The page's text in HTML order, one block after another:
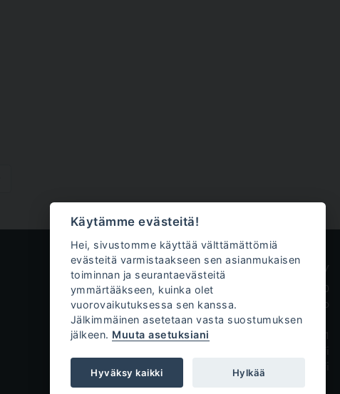
Innokem Oy
Väliköntie 10
70700 Kuopio
www.innokem.fi
Käytämme evästeitä!
Hei, sivustomme käyttää välttämättömiä
evästeitä varmistaakseen sen asianmukaisen
toiminnan ja seurantaevästeitä
ymmärtääkseen, kuinka olet
vuorovaikutuksessa sen kanssa.
Jälkimmäinen asetetaan vasta suostumuksen
jälkeen. Muuta asetuksiani
Hyväksy kaikki Hylkää